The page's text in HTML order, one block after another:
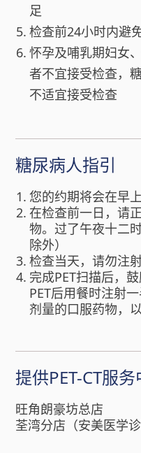
足
检查前24小时内避
怀孕及哺乳期妇女
者不宜接受检查，
不适宜接受检查
糖尿病人指引
您的约期将会在早
在检查前一日，请
物。过了午夜十二
除外）
检查当天，请勿注
完成PET扫描后，
PET后用餐时注射
剂量的口服药物，
提供PET-CT服
旺角朗豪坊总店
荃湾分店（安美医学诊